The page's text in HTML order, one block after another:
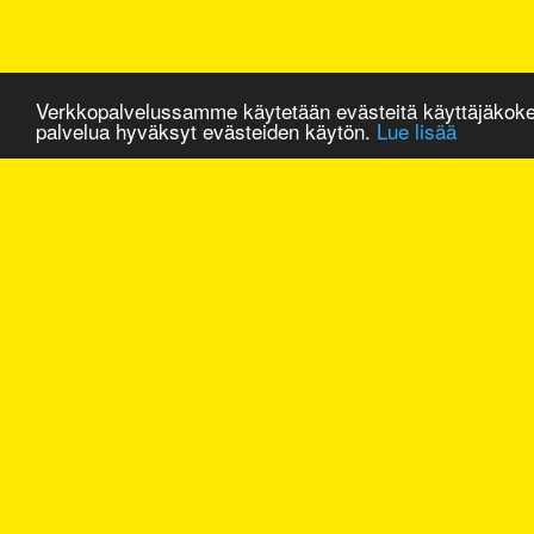
Verkkopalvelussamme käytetään evästeitä
palvelua hyväksyt evästeiden käytön. Lue lisää